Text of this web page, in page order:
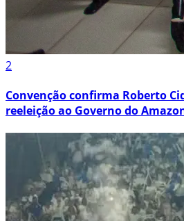
2
Convenção confirma Roberto
reeleição ao Governo do